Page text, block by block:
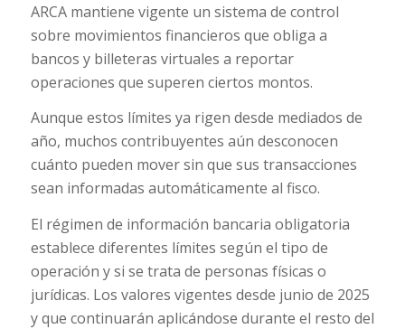
ARCA mantiene vigente un sistema de control
sobre movimientos financieros que obliga a
bancos y billeteras virtuales a reportar
operaciones que superen ciertos montos.
Aunque estos límites ya rigen desde mediados de
año, muchos contribuyentes aún desconocen
cuánto pueden mover sin que sus transacciones
sean informadas automáticamente al fisco.
El régimen de información bancaria obligatoria
establece diferentes límites según el tipo de
operación y si se trata de personas físicas o
jurídicas. Los valores vigentes desde junio de 2025
y que continuarán aplicándose durante el resto del